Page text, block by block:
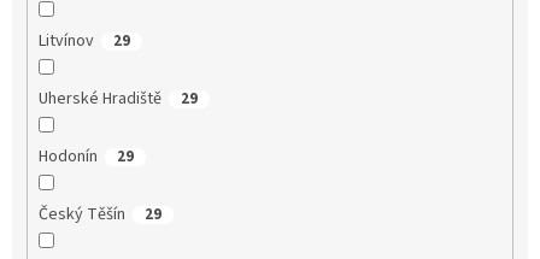
Litvínov 29
Uherské Hradiště 29
Hodonín 29
Český Těšín 29